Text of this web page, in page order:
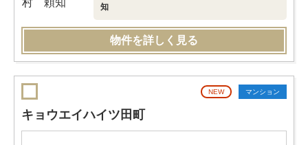
知
物件を詳しく見る
NEW マンション
キョウエイハイツ田町